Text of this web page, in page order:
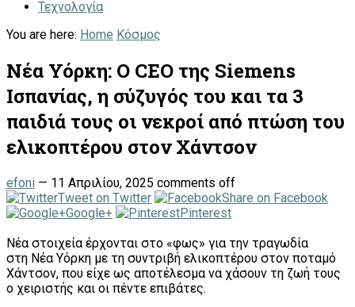
Τεχνολογία
You are here: Home Κόσμος
Νέα Υόρκη: Ο CEO της Siemens
Ισπανίας, η σύζυγός του και τα 3
παιδιά τους οι νεκροί από πτώση του
ελικοπτέρου στον Χάντσον
efoni — 11 Απριλίου, 2025 comments off
Tweet on Twitter
Share on Facebook
Google+
Pinterest
Νέα στοιχεία έρχονται στο «φως» για την τραγωδία
στη Νέα Υόρκη με τη συντριβή ελικοπτέρου στον ποταμό
Χάντσον, που είχε ως αποτέλεσμα να χάσουν τη ζωή τους
ο χειριστής και οι πέντε επιβάτες.